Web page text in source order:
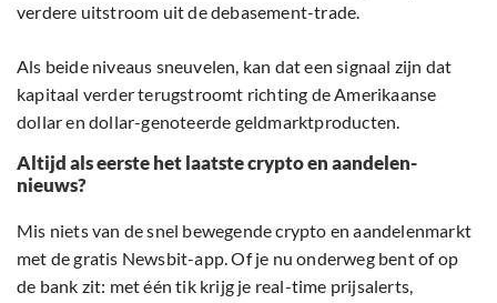
verdere uitstroom uit de debasement-trade.
Als beide niveaus sneuvelen, kan dat een signaal zijn dat
kapitaal verder terugstroomt richting de Amerikaanse
dollar en dollar-genoteerde geldmarktproducten.
Altijd als eerste het laatste crypto en aandelen-
nieuws?
Mis niets van de snel bewegende crypto en aandelenmarkt
met de gratis Newsbit-app. Of je nu onderweg bent of op
de bank zit: met één tik krijg je real-time prijsalerts,